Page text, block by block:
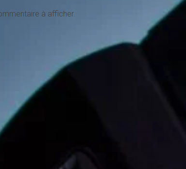
à afficher.